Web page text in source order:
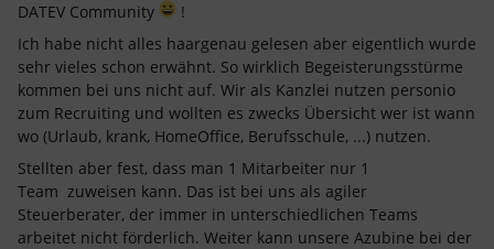
DATEV Community
!
Ich habe nicht alles haargenau gelesen aber eigentlich wurde
sehr vieles schon erwähnt. So wirklich Begeisterungsstürme
kommen bei uns nicht auf. Wir als Kanzlei nutzen personio
zum Recruiting und wollten es zwecks Übersicht wer ist wann
wo (Urlaub, krank, HomeOffice, Berufsschule, ...) nutzen.
Stellten aber fest, dass man 1 Mitarbeiter nur 1
Team zuweisen kann. Das ist bei uns als agiler
Steuerberater, der immer in unterschiedlichen Teams
arbeitet nicht förderlich. Weiter kann unsere Azubine bei der